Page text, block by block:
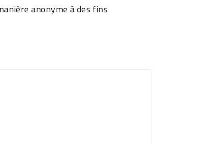
anonyme à des fins